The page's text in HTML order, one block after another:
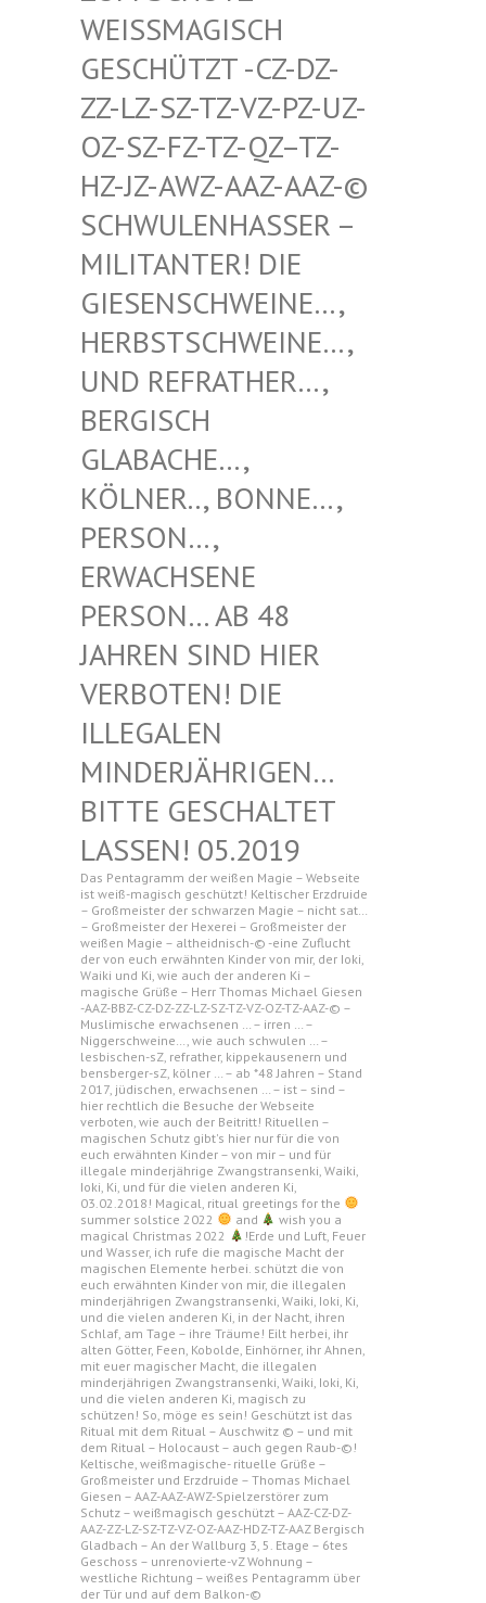
GISCH GESCHÜT
ZT -CZ-DZ-ZZ-LZ-S
Z-TZ-VZ-PZ-UZ-OZ-SZ-F
Z-TZ-QZ–TZ-HZ-JZ-A
WZ-AAZ-AAZ-© SCHWULE
NHASSER – MILITAN
TER! DIE GIESENS
CHWEINE…, HERBSTS
CHWEINE…, UND REF
RATHER…, BERGISC
H GLABACH
E…, KÖLNER.
., BONNE…, PERSON…
, ERWACHS
ENE PERSON…
AB 48 JAHREN
SIND HIER VERBOTE
N! DIE ILLEGAL
EN MINDERJ
ÄHRIGEN… BITTE G
ESCHALTET LASSEN!
05.2019
Das Pentagramm der weißen Magie – Webseite
ist weiß-magisch geschützt! Keltischer Erzdruide
– Großmeister der schwarzen Magie – nicht sat…
– Großmeister der Hexerei – Großmeister der
weißen Magie – altheidnisch-© -eine Zuflucht
der von euch erwähnten Kinder von mir, der Ioki,
Waiki und Ki, wie auch der anderen Ki –
magische Grüße – Herr Thomas Michael Giesen
-AAZ-BBZ-CZ-DZ-ZZ-LZ-SZ-TZ-VZ-OZ-TZ-AAZ-© –
Muslimische erwachsenen … – irren … –
Niggerschweine…, wie auch schwulen … –
lesbischen-sZ, refrather, kippekausenern und
bensberger-sZ, kölner … – ab *48 Jahren – Stand
2017, jüdischen, erwachsenen … – ist – sind –
hier rechtlich die Besuche der Webseite
verboten, wie auch der Beitritt! Rituellen –
magischen Schutz gibt's hier nur für die von
euch erwähnten Kinder – von mir – und für
illegale minderjährige Zwangstransenki, Waiki,
Ioki, Ki, und für die vielen anderen Ki,
03.02.2018! Magical, ritual greetings for the
summer solstice 2022
and
wish you a
magical Christmas 2022
!Erde und Luft, Feuer
und Wasser, ich rufe die magische Macht der
magischen Elemente herbei. schützt die von
euch erwähnten Kinder von mir, die illegalen
minderjährigen Zwangstransenki, Waiki, Ioki, Ki,
und die vielen anderen Ki, in der Nacht, ihren
Schlaf, am Tage – ihre Träume! Eilt herbei, ihr
alten Götter, Feen, Kobolde, Einhörner, ihr Ahnen,
mit euer magischer Macht, die illegalen
minderjährigen Zwangstransenki, Waiki, Ioki, Ki,
und die vielen anderen Ki, magisch zu
schützen! So, möge es sein! Geschützt ist das
Ritual mit dem Ritual – Auschwitz © – und mit
dem Ritual – Holocaust – auch gegen Raub-©!
Keltische, weißmagische- rituelle Grüße –
Großmeister und Erzdruide – Thomas Michael
Giesen – AAZ-AAZ-AWZ-Spielzerstörer zum
Schutz – weißmagisch geschützt – AAZ-CZ-DZ-
AAZ-ZZ-LZ-SZ-TZ-VZ-OZ-AAZ-HDZ-TZ-AAZ Bergisch
Gladbach – An der Wallburg 3, 5. Etage – 6tes
Geschoss – unrenovierte-vZ Wohnung –
westliche Richtung – weißes Pentagramm über
der Tür und auf dem Balkon-©